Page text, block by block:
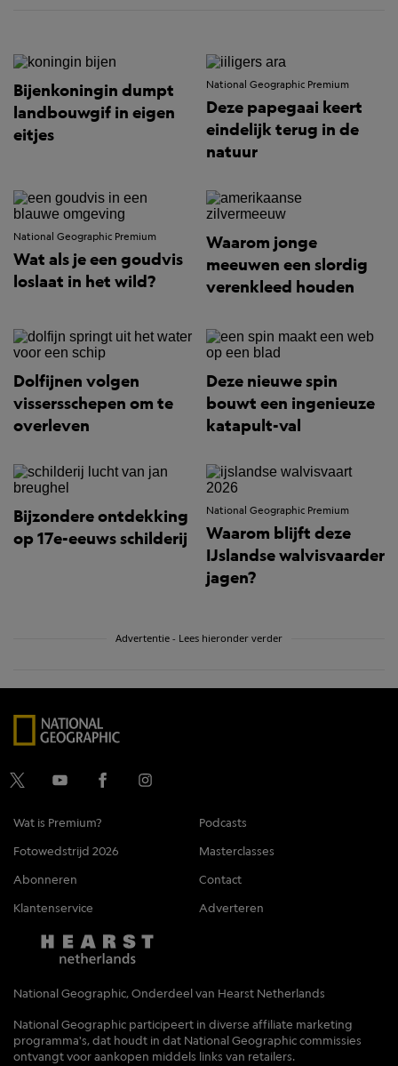
Bijenkoningin dumpt
landbouwgif in eigen
eitjes
National Geographic Premium
Deze papegaai keert
eindelijk terug in de
natuur
National Geographic Premium
Wat als je een goudvis
loslaat in het wild?
Waarom jonge
meeuwen een slordig
verenkleed houden
Dolfijnen volgen
vissersschepen om te
overleven
Deze nieuwe spin
bouwt een ingenieuze
katapult-val
Bijzondere ontdekking
op 17e-eeuws schilderij
National Geographic Premium
Waarom blijft deze
IJslandse walvisvaarder
jagen?
Advertentie - Lees hieronder verder
Wat is Premium?
Podcasts
Fotowedstrijd 2026
Masterclasses
Abonneren
Contact
Klantenservice
Adverteren
National Geographic, Onderdeel van Hearst Netherlands
National Geographic participeert in diverse affiliate marketing
programma's, dat houdt in dat National Geographic commissies
ontvangt voor aankopen middels links van retailers.